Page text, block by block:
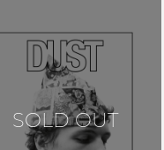
SOLD OUT